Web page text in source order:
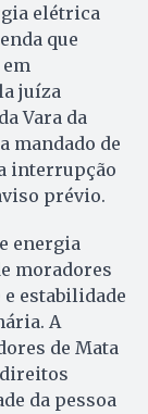
elétrica
que
juíza
Vara da
mandado de
interrupção
prévio.
energia
moradores
estabilidade
A
de Mata
da pessoa